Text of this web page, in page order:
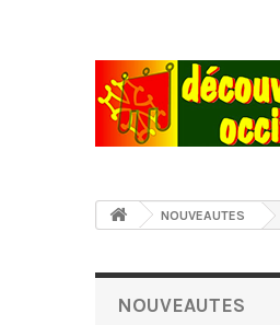
NOUVEAUTES
NOUVEAUTES